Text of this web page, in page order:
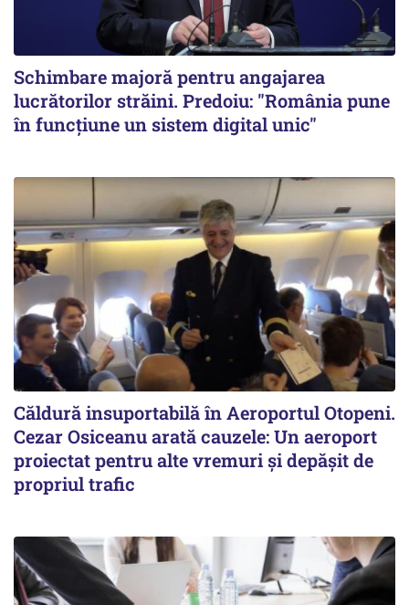
Schimbare majoră pentru angajarea
lucrătorilor străini. Predoiu: "România pune
în funcțiune un sistem digital unic"
Căldură insuportabilă în Aeroportul Otopeni.
Cezar Osiceanu arată cauzele: Un aeroport
proiectat pentru alte vremuri și depășit de
propriul trafic